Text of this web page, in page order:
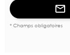
* Champs obligatoires